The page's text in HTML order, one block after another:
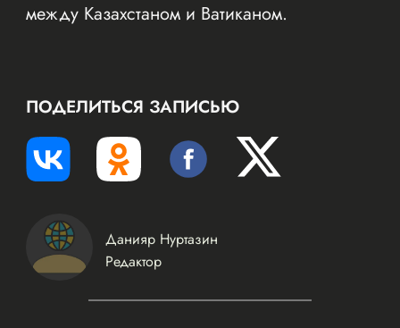
между Казахстаном и Ватиканом.
ПОДЕЛИТЬСЯ ЗАПИСЬЮ
Данияр Нуртазин
Редактор